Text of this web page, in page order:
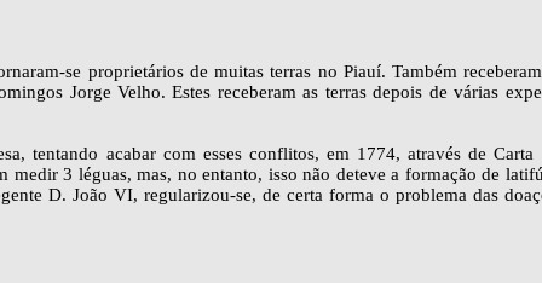
se proprietários de muitas terras no Piauí. Também
Jorge Velho. Estes receberam as terras depois de várias
tentando acabar com esses conflitos, em 1774, através de Carta
medir 3 léguas, mas, no entanto, isso não deteve a formação de
D. João VI, regularizou-se, de certa forma o problema das